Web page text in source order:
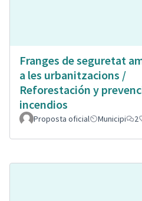
Franges de seguretat
a les urbanitzacions /
Reforestación y
incendios
Proposta oficial Municipi 2